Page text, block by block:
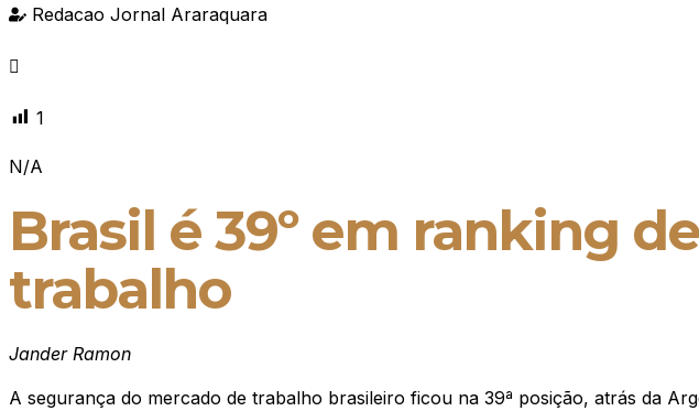
Redacao Jornal Araraquara
1
N/A
Brasil é 39º em ranking
trabalho
Jander Ramon
A segurança do mercado de trabalho brasileiro ficou na 39ª posição, atrás da